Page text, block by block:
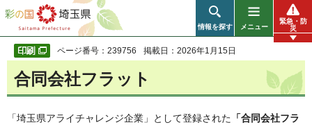
彩の国 埼玉県
情報を探す メニュー
緊急・防
災
ページ番号：239756 掲載日：2026年1月15日
合同会社フラット
「埼玉県アライチャレンジ企業」として登録された 「合同会社フラ